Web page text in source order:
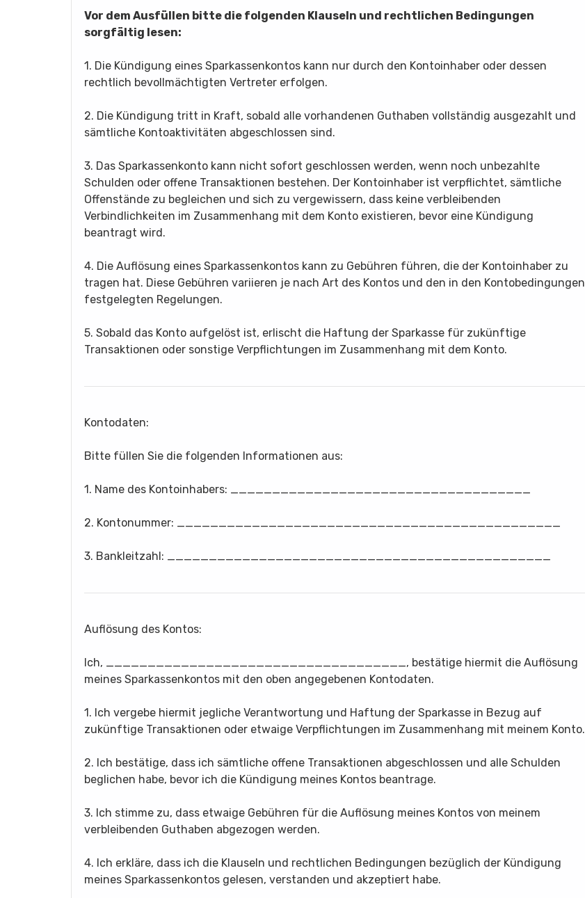
Vor dem Ausfüllen bitte die folgenden Klauseln und rechtlichen Bedingungen
sorgfältig lesen:
1. Die Kündigung eines Sparkassenkontos kann nur durch den Kontoinhaber oder dessen
rechtlich bevollmächtigten Vertreter erfolgen.
2. Die Kündigung tritt in Kraft, sobald alle vorhandenen Guthaben vollständig ausgezahlt und
sämtliche Kontoaktivitäten abgeschlossen sind.
3. Das Sparkassenkonto kann nicht sofort geschlossen werden, wenn noch unbezahlte
Schulden oder offene Transaktionen bestehen. Der Kontoinhaber ist verpflichtet, sämtliche
Offenstände zu begleichen und sich zu vergewissern, dass keine verbleibenden
Verbindlichkeiten im Zusammenhang mit dem Konto existieren, bevor eine Kündigung
beantragt wird.
4. Die Auflösung eines Sparkassenkontos kann zu Gebühren führen, die der Kontoinhaber zu
tragen hat. Diese Gebühren variieren je nach Art des Kontos und den in den Kontobedingungen
festgelegten Regelungen.
5. Sobald das Konto aufgelöst ist, erlischt die Haftung der Sparkasse für zukünftige
Transaktionen oder sonstige Verpflichtungen im Zusammenhang mit dem Konto.
Kontodaten:
Bitte füllen Sie die folgenden Informationen aus:
1. Name des Kontoinhabers: ____________________________________
2. Kontonummer: ______________________________________________
3. Bankleitzahl: ______________________________________________
Auflösung des Kontos:
Ich, ____________________________________, bestätige hiermit die Auflösung
meines Sparkassenkontos mit den oben angegebenen Kontodaten.
1. Ich vergebe hiermit jegliche Verantwortung und Haftung der Sparkasse in Bezug auf
zukünftige Transaktionen oder etwaige Verpflichtungen im Zusammenhang mit meinem Konto.
2. Ich bestätige, dass ich sämtliche offene Transaktionen abgeschlossen und alle Schulden
beglichen habe, bevor ich die Kündigung meines Kontos beantrage.
3. Ich stimme zu, dass etwaige Gebühren für die Auflösung meines Kontos von meinem
verbleibenden Guthaben abgezogen werden.
4. Ich erkläre, dass ich die Klauseln und rechtlichen Bedingungen bezüglich der Kündigung
meines Sparkassenkontos gelesen, verstanden und akzeptiert habe.